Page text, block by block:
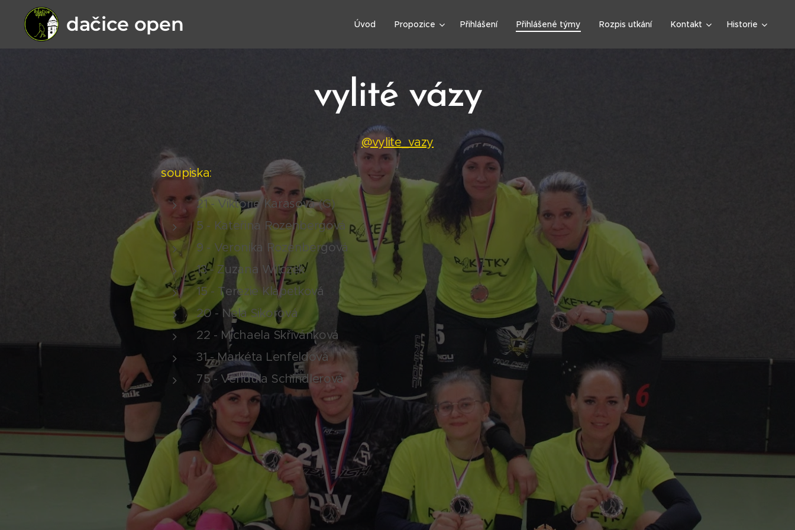
dačice open Úvod Propozice Přihlášení Přihlášené týmy Rozpis utkání Kontakt Historie
vylité vázy
@vylite_vazy
soupiska:
21 - Viktorie Karasová (G)
5 - Kateřina Rozenbergová
9 - Veronika Rozenbergová
13 - Zuzana Wilczek
15 - Terezie Klapetková
20 - Nela Sikorová
22 - Michaela Skřivánková
31 - Markéta Lenfeldová
75 - Vendula Schindlerová